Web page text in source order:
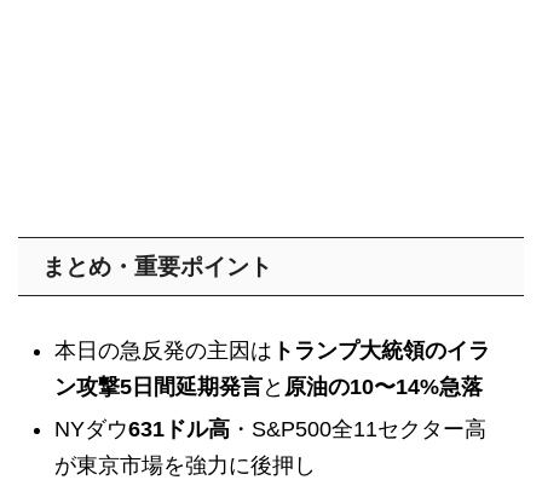
まとめ・重要ポイント
本日の急反発の主因は トランプ大統領のイラ
ン攻撃5日間延期発言と 原油の10〜14%急落
NYダウ631ドル高 ・S&P500全11セクター高
が東京市場を強力に後押し